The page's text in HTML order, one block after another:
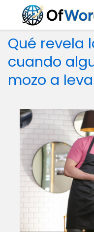
Qué revela
cuando
mozo a